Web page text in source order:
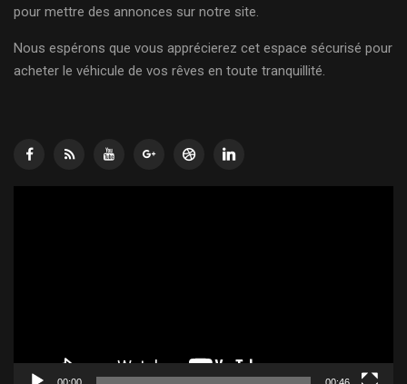
pour mettre des annonces sur notre site.
Nous espérons que vous apprécierez cet espace sécurisé pour
acheter le véhicule de vos rêves en toute tranquillité.